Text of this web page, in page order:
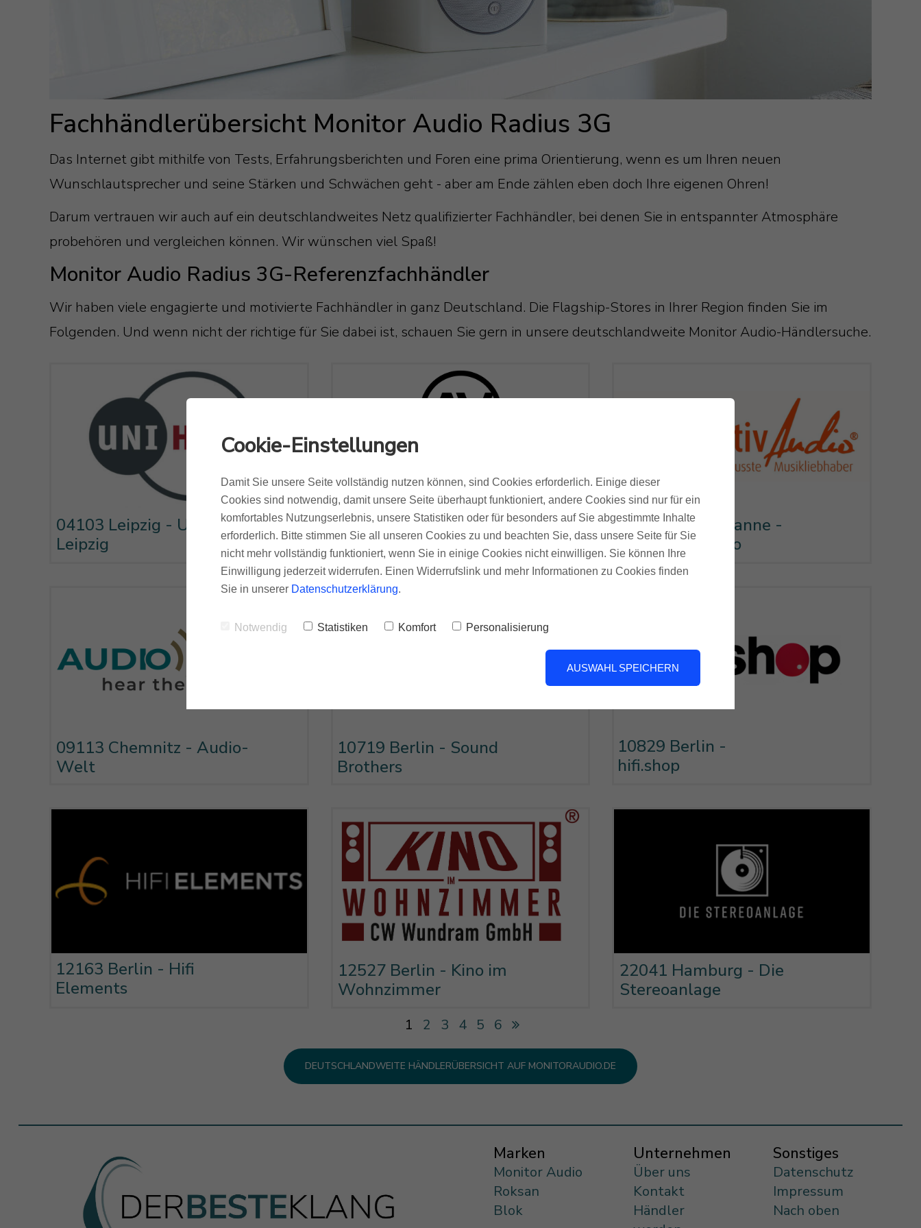
Fachhändlerübersicht Monitor Audio Radius 3G
Das Internet gibt mithilfe von Tests, Erfahrungsberichten und Foren eine prima Orientierung, wenn es um Ihren neuen
Wunschlautsprecher und seine Stärken und Schwächen geht - aber am Ende zählen eben doch Ihre eigenen Ohren!
Darum vertrauen wir auch auf ein deutschlandweites Netz qualifizierter Fachhändler, bei denen Sie in entspannter Atmosphäre
probehören und vergleichen können. Wir wünschen viel Spaß!
Monitor Audio Radius 3G-Referenzfachhändler
Wir haben viele engagierte und motivierte Fachhändler in ganz Deutschland. Die Flagship-Stores in Ihrer Region finden Sie im
Folgenden. Und wenn nicht der richtige für Sie dabei ist, schauen Sie gern in unsere deutschlandweite Monitor Audio-Händlersuche.
04103 Leipzig - UNI-HIFI
Leipzig
04357 Leipzig - AVITECT Studio
Leipzig
08115 Lichtentanne -
AlternativAudio
09113 Chemnitz - Audio-
Welt
10719 Berlin - Sound
Brothers
10829 Berlin -
hifi.shop
12163 Berlin - Hifi
Elements
12527 Berlin - Kino im
Wohnzimmer
22041 Hamburg - Die
Stereoanlage
1 2 3 4 5 6
DEUTSCHLANDWEITE HÄNDLERÜBERSICHT AUF MONITORAUDIO.DE
Marken
Monitor Audio
Roksan
Blok
Unternehmen
Über uns
Kontakt
Händler
Sonstiges
Datenschutz
Impressum
Nach oben
Cookie-Einstellungen
Damit Sie unsere Seite vollständig nutzen können, sind Cookies erforderlich. Einige dieser
Cookies sind notwendig, damit unsere Seite überhaupt funktioniert, andere Cookies sind nur für ein
komfortables Nutzungserlebnis, unsere Statistiken oder für besonders auf Sie abgestimmte Inhalte
erforderlich. Bitte stimmen Sie all unseren Cookies zu und beachten Sie, dass unsere Seite für Sie
nicht mehr vollständig funktioniert, wenn Sie in einige Cookies nicht einwilligen. Sie können Ihre
Einwilligung jederzeit widerrufen. Einen Widerrufslink und mehr Informationen zu Cookies finden
Sie in unserer Datenschutzerklärung.
Notwendig Statistiken Komfort Personalisierung
AUSWAHL SPEICHERN